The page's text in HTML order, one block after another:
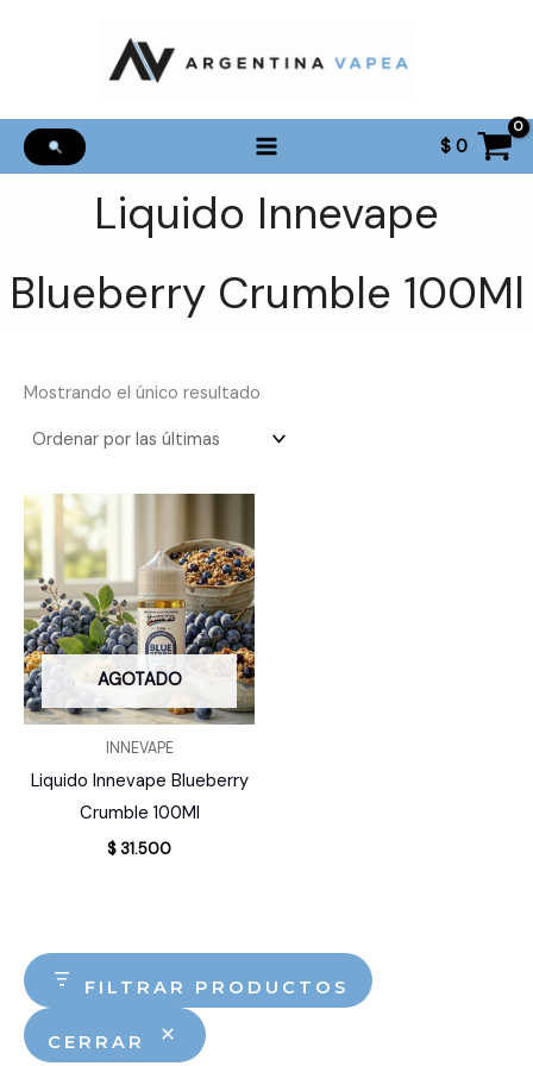
$0
Liquido Innevape
Blueberry Crumble 100Ml
FILTRAR PRODUCTOS
CERRAR
Mostrando el único resultado
AGOTADO
INNEVAPE
Liquido Innevape Blueberry
Crumble 100Ml
$ 31.500